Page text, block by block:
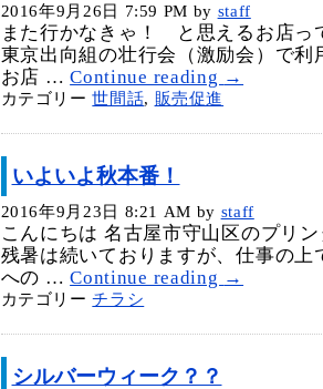
2016年9月26日 7:59 PM by staff
また行かなきゃ！ と思えるお店っ
東京出向組の壮行会（激励会）で利
お店 …Continue reading →
カテゴリー世間話, 販売促進
いよいよ秋本番！
2016年9月23日 8:21 AM by staff
こんにちは 名古屋市守山区のプリ
残暑は続いておりますが、仕事の上
への …Continue reading →
カテゴリーチラシ
シルバーウィーク？？